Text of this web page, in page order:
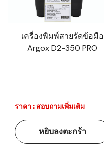
เครื่องพิมพ์สายรัดข้อมือ
Argox D2-350 PRO
ราคา : สอบถามเพิ่มเติม
หยิบลงตะกร้า